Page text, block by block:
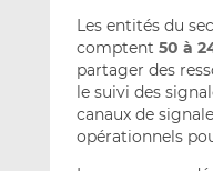
Les entités du
comptent 50 à
partager des
le suivi des
canaux de
opérationnels